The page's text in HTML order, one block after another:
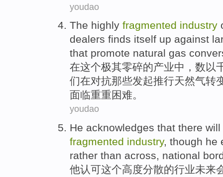
youdao
The highly fragmented industry
dealers finds itself up against
that promote natural gas
在这个极其零碎的产业中， 数以
们在对抗那些发起推行天然气转
面临重重困难。
youdao
He acknowledges that there will
fragmented industry, though he
rather than across, national
他认可这个高度分散的行业未来